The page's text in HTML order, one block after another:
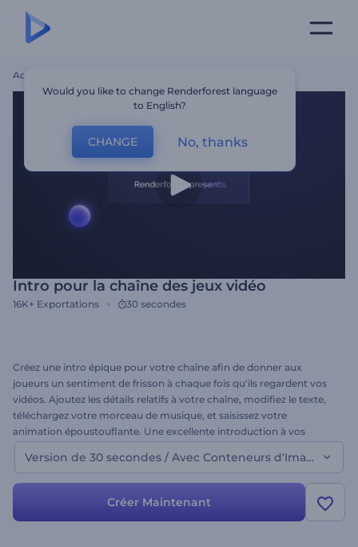
Accueil
Intro pour la chaîne des jeux vidéo
16K+ Exportations 30 secondes
Créez une intro épique pour votre chaîne afin de donner aux
joueurs un sentiment de frisson à chaque fois qu'ils regardent vos
vidéos. Ajoutez les détails relatifs à votre chaîne, modifiez le texte,
téléchargez votre morceau de musique, et saisissez votre
animation époustouflante. Une excellente introduction à vos
vidéos et à la promotion de votre chaîne de jeux sur les médias
sociaux. Obtenez votre propre intro dès aujourd'hui !
Version de 30 secondes / Avec Conteneurs d'Image
Créer Maintenant
Would you like to change Renderforest language
to English?
CHANGE No, thanks